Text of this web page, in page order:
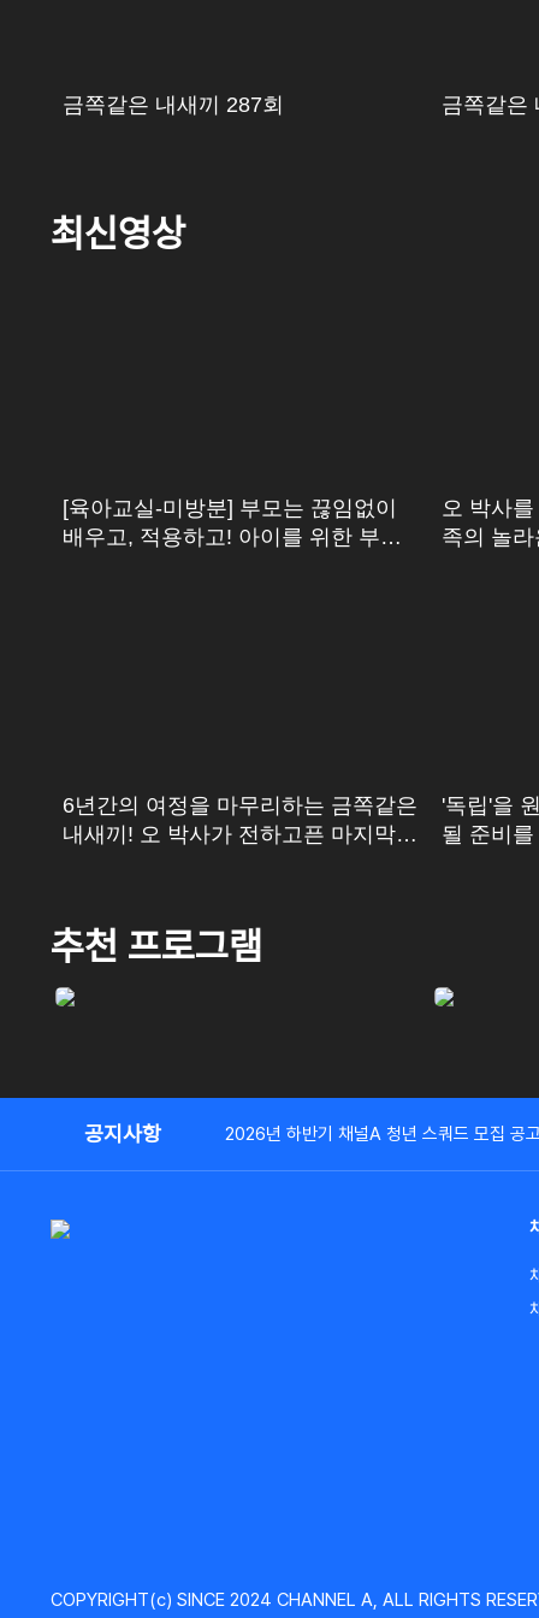
금쪽같은 내새끼 287회 금쪽같은
최신영상
[육아교실-미방분] 부모는 끊임없이
배우고, 적용하고! 아이를 위한 부모
6년간의 여정을 마무리하는 금쪽같은
내새끼! 오 박사가 전하고픈 마지막
오 박사
족의 놀
'독립'을
될 준비
추천 프로그램
공지사항 2026년 하반기 채널A 청년 스쿼드 모집 공
COPYRIGHT(c) SINCE 2024 CHANNEL A, ALL RIGHTS